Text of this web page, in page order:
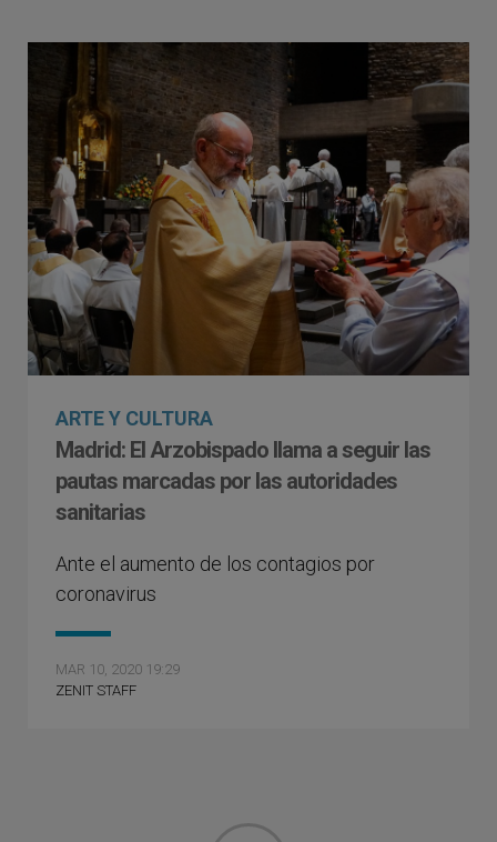
ARTE Y CULTURA
Madrid: El Arzobispado llama a seguir las
pautas marcadas por las autoridades
sanitarias
Ante el aumento de los contagios por
coronavirus
MAR 10, 2020 19:29
ZENIT STAFF